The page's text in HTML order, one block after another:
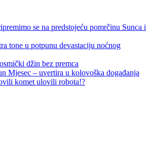
se na predstojeću pomrčinu Sunca i
tone u potpunu devastaciju noćnog
džin bez premca
Mjesec – uvertira u kolovoška događanja
komet ulovili robota!?